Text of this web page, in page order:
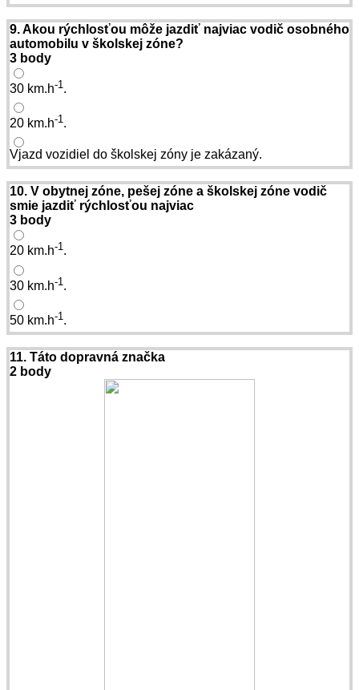
9. Akou rýchlosťou môže jazdiť najviac vodič osobného
automobilu v školskej zóne?
3 body
30 km.h-1 .
20 km.h-1 .
Vjazd vozidiel do školskej zóny je zakázaný.
10. V obytnej zóne, pešej zóne a školskej zóne vodič
smie jazdiť rýchlosťou najviac
3 body
20 km.h-1.
30 km.h-1 .
50 km.h-1 .
11. Táto dopravná značka
2 body